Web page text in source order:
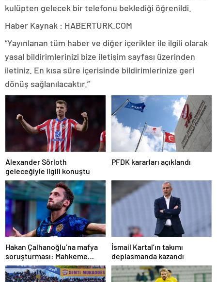
kulüpten gelecek bir telefonu beklediği öğrenildi.
Haber Kaynak : HABERTURK.COM
“Yayınlanan tüm haber ve diğer içerikler ile ilgili olarak
yasal bildirimlerinizi bize iletişim sayfası üzerinden
iletiniz. En kısa süre içerisinde bildirimlerinize geri
dönüş sağlanılacaktır.”
Alexander Sörloth
geleceğiyle ilgili konuştu
PFDK kararları açıklandı
Hakan Çalhanoğlu’na mafya
soruşturması: Mahkeme
cezasını açıkladı
İsmail Kartal’ın takımı
deplasmanda kazandı